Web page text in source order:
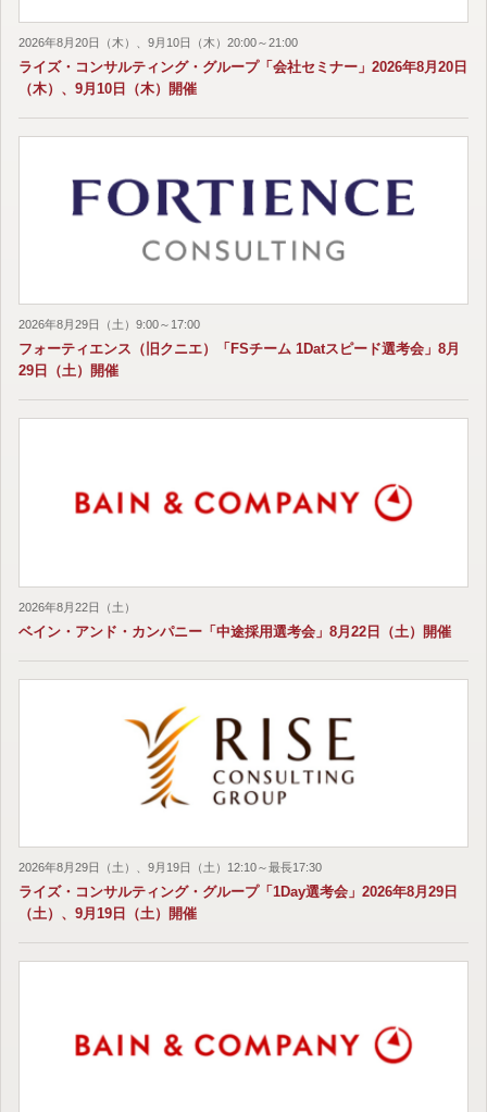
2026年8月20日（木）、9月10日（木）20:00～21:00
ライズ・コンサルティング・グループ「会社セミナー」2026年8月20日
（木）、9月10日（木）開催
2026年8月29日（土）9:00～17:00
フォーティエンス（旧クニエ）「FSチーム 1Datスピード選考会」8月
29日（土）開催
2026年8月22日（土）
ベイン・アンド・カンパニー「中途採用選考会」8月22日（土）開催
2026年8月29日（土）、9月19日（土）12:10～最長17:30
ライズ・コンサルティング・グループ「1Day選考会」2026年8月29日
（土）、9月19日（土）開催